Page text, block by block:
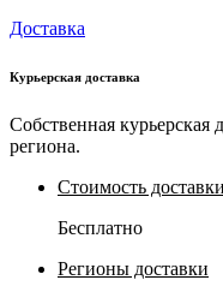
Доставка
Курьерская доставка
Собственная курьерская
региона.
Стоимость доставки
Бесплатно
Регионы доставки